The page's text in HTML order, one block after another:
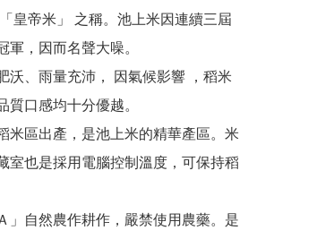
皇帝米」 之稱。池上米因連續三屆
，因而名聲大噪。
沃、雨量充沛， 因氣候影響 ，稻米
口感均十分優越。
米區出產，是池上米的精華產區。米
室也是採用電腦控制溫度，可保持稻
」自然農作耕作，嚴禁使用農藥。是